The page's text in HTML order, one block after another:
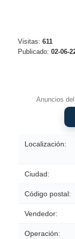
Visitas: 611
Publicado: 02-06-
Anuncios
Localización:
Ciudad:
Código postal:
Vendedor:
Operación: